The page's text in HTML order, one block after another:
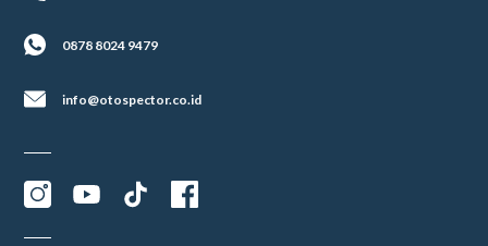
0878 8024 9479
info@otospector.co.id